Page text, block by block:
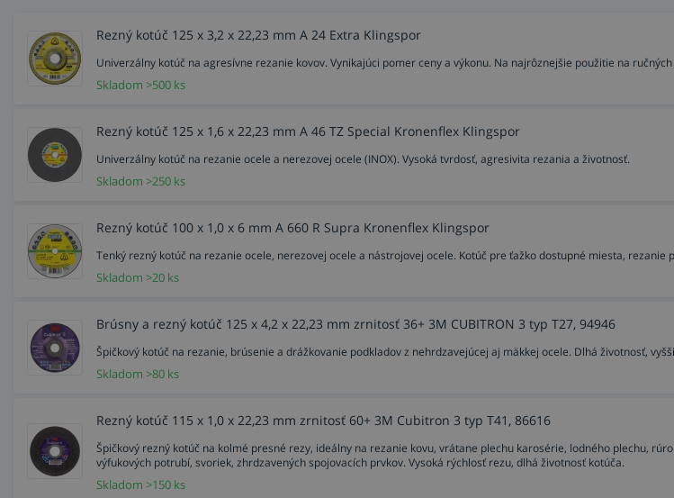
Rezný kotúč 125 x 3,2 x 22,23 mm A 24 Extra Klingspor
Univerzálny kotúč na agresívne rezanie kovov. Vynikajúci pomer ceny a výkonu. Na najrôznejšie použitie na
Skladom >500 ks
Rezný kotúč 125 x 1,6 x 22,23 mm A 46 TZ Special Kronenflex Klingspor
Univerzálny kotúč na rezanie ocele a nerezovej ocele (INOX). Vysoká tvrdosť, agresivita rezania a životnosť.
Skladom >250 ks
Rezný kotúč 100 x 1,0 x 6 mm A 660 R Supra Kronenflex Klingspor
Tenký rezný kotúč na rezanie ocele, nerezovej ocele a nástrojovej ocele. Kotúč pre ťažko dostupné miesta,
Skladom >20 ks
Brúsny a rezný kotúč 125 x 4,2 x 22,23 mm zrnitosť 36+ 3M CUBITRON 3 typ T27, 94946
Špičkový kotúč na rezanie, brúsenie a drážkovanie podkladov z nehrdzavejúcej aj mäkkej ocele. Dlhá životnosť,
Skladom >80 ks
Rezný kotúč 115 x 1,0 x 22,23 mm zrnitosť 60+ 3M Cubitron 3 typ T41, 86616
Špičkový rezný kotúč na kolmé presné rezy, ideálny na rezanie kovu, vrátane plechu karosérie, lodného plechu,
výfukových potrubí, svoriek, zhrdzavených spojovacích prvkov. Vysoká rýchlosť rezu, dlhá životnosť kotúča.
Skladom >150 ks